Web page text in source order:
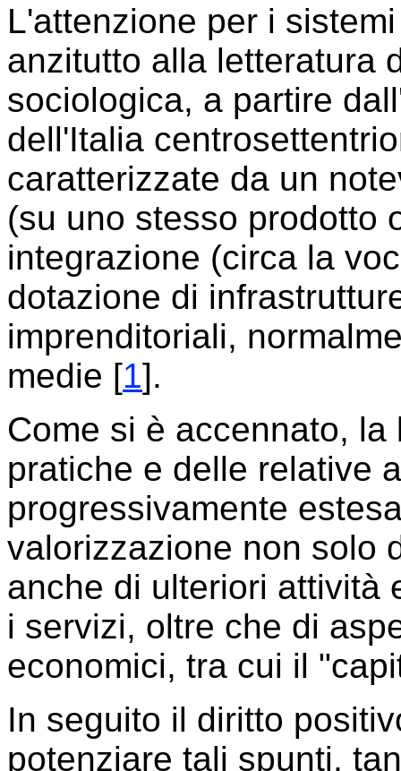
L'attenzione per i
anzitutto alla letteratura
sociologica, a partire
dell'Italia
caratterizzate da un
(su uno stesso prodotto
integrazione (circa la
dotazione di
imprenditoriali,
medie [1].
Come si è accennato,
pratiche e delle relative
progressivamente
valorizzazione non solo
anche di ulteriori attività
i servizi, oltre che di
economici, tra cui il
In seguito il diritto
potenziare tali spunti,